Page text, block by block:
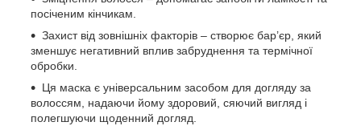
посіченим кінчикам.
Захист від зовнішніх факторів – створює бар’єр, який
зменшує негативний вплив забруднення та термічної
обробки.
Ця маска є універсальним засобом для догляду за
волоссям, надаючи йому здоровий, сяючий вигляд і
полегшуючи щоденний догляд.